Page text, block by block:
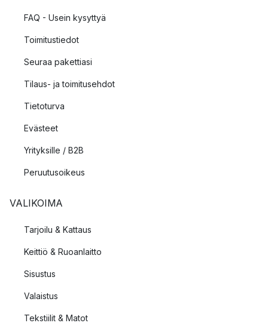
FAQ - Usein kysyttyä
Toimitustiedot
Seuraa pakettiasi
Tilaus- ja toimitusehdot
Tietoturva
Evästeet
Yrityksille / B2B
Peruutusoikeus
VALIKOIMA
Tarjoilu & Kattaus
Keittiö & Ruoanlaitto
Sisustus
Valaistus
Tekstiilit & Matot